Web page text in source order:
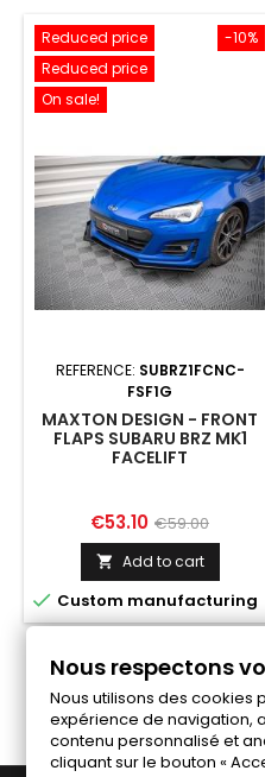
-10%
Reduced price
Reduced price
On sale!
REFERENCE: SUBRZ1FCNC-
FSF1G
MAXTON DESIGN - FRONT
FLAPS SUBARU BRZ MK1
FACELIFT
Price
€53.10 Regular
price
€59.00
 Add to cart
 Custom manufacturing
Follow us
Nous respectons
Nous utilisons des cookies
expérience de navigation,
contenu personnalisé et
cliquant sur le bouton «